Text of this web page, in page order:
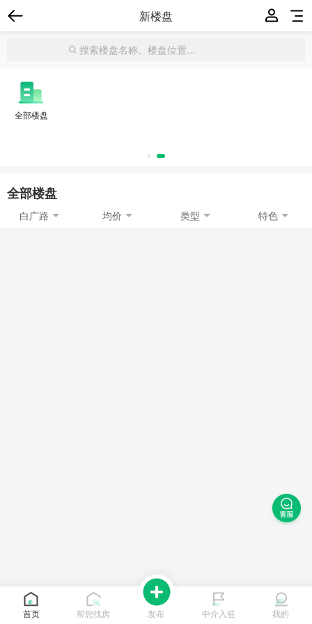
新楼盘
全部楼盘
全部楼盘
白广路 均价 类型 特色
首页 帮您找房 发布 中介入驻 我的